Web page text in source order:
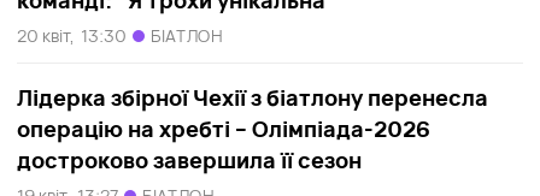
20 квіт, 13:30 БІАТЛОН
Лідерка збірної Чехії з біатлону перенесла
операцію на хребті – Олімпіада-2026
достроково завершила її сезон